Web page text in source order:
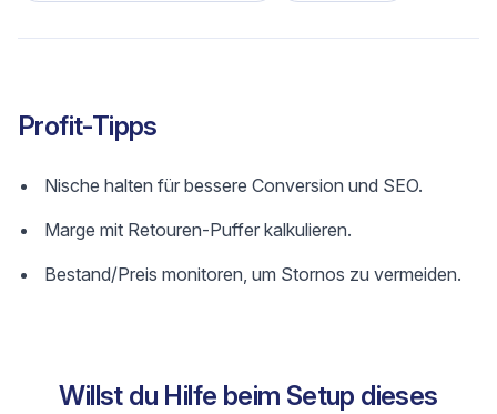
Profit-Tipps
Nische halten für bessere Conversion und SEO.
Marge mit Retouren-Puffer kalkulieren.
Bestand/Preis monitoren, um Stornos zu vermeiden.
Willst du Hilfe beim Setup dieses